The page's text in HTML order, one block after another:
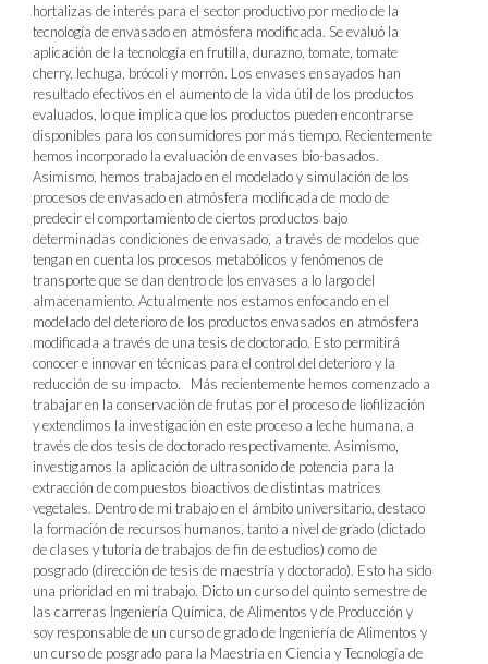
hortalizas de interés para el sector productivo por medio de la
tecnología de envasado en atmósfera modificada. Se evaluó la
aplicación de la tecnología en frutilla, durazno, tomate, tomate
cherry, lechuga, brócoli y morrón. Los envases ensayados han
resultado efectivos en el aumento de la vida útil de los productos
evaluados, lo que implica que los productos pueden encontrarse
disponibles para los consumidores por más tiempo. Recientemente
hemos incorporado la evaluación de envases bio-basados.
Asimismo, hemos trabajado en el modelado y simulación de los
procesos de envasado en atmósfera modificada de modo de
predecir el comportamiento de ciertos productos bajo
determinadas condiciones de envasado, a través de modelos que
tengan en cuenta los procesos metabólicos y fenómenos de
transporte que se dan dentro de los envases a lo largo del
almacenamiento. Actualmente nos estamos enfocando en el
modelado del deterioro de los productos envasados en atmósfera
modificada a través de una tesis de doctorado. Esto permitirá
conocer e innovar en técnicas para el control del deterioro y la
reducción de su impacto. Más recientemente hemos comenzado a
trabajar en la conservación de frutas por el proceso de liofilización
y extendimos la investigación en este proceso a leche humana, a
través de dos tesis de doctorado respectivamente. Asimismo,
investigamos la aplicación de ultrasonido de potencia para la
extracción de compuestos bioactivos de distintas matrices
vegetales. Dentro de mi trabajo en el ámbito universitario, destaco
la formación de recursos humanos, tanto a nivel de grado (dictado
de clases y tutoría de trabajos de fin de estudios) como de
posgrado (dirección de tesis de maestría y doctorado). Esto ha sido
una prioridad en mi trabajo. Dicto un curso del quinto semestre de
las carreras Ingeniería Química, de Alimentos y de Producción y
soy responsable de un curso de grado de Ingeniería de Alimentos y
un curso de posgrado para la Maestría en Ciencia y Tecnología de